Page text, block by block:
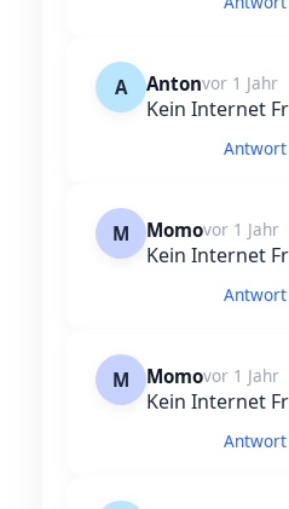
A Antonvor 1 Jahr
Kein Internet
M Momovor 1 Jahr
Kein Internet
M Momovor 1 Jahr
Kein Internet